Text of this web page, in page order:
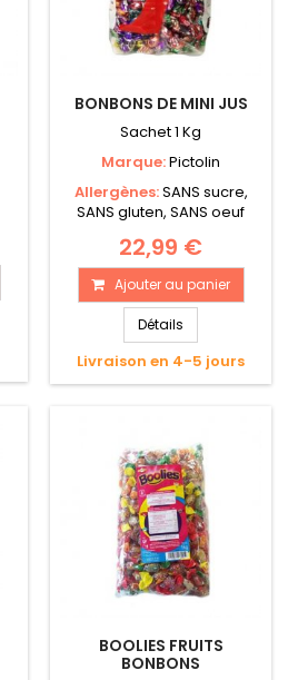
BONBONS DE MINI JUS
Sachet 1 Kg
Marque:Pictolin
Allergènes:SANS sucre,
SANS gluten, SANS oeuf
22,99 €
Ajouter au panier
Détails
Livraison en 4-5 jours
BOOLIES FRUITS
BONBONS